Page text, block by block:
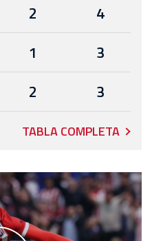
2
4
1
3
2 3
TABLA COMPLETA